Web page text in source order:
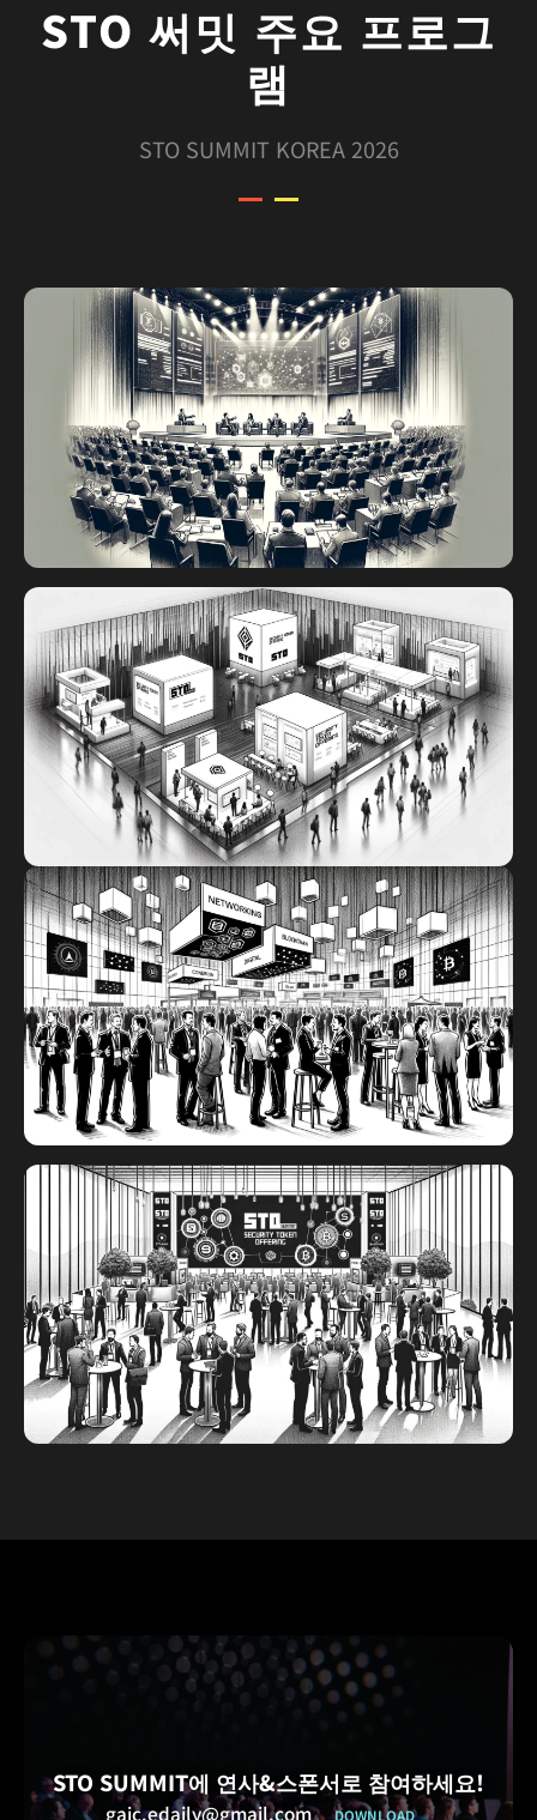
STO 써밋 주요 프로그
램
STO SUMMIT KOREA 2026
STO 컨퍼런스
세계 각국의 STO 리더들이 연설을 하고 패널 토론
에 참여할 예정입니다.
연사나 패널로 참여하거나 참석자로서 유익한 강
연을 들으실 수 있습니다.
STO 전시회
글로벌 참가업체들이 선보이는 최신 STO 프로젝
트와 혁신 기술과
토큰화된 증권의 미래를 만들어가는 최첨단 플랫
폼과 기술을 만나보세요.
STO 네트워킹 이벤트
네트워킹 행사의 일정과 장소는 추후 공지될 예정
입니다.(*VIP Pass 소지자에 한함)
STO SUMMIT에 연사&스폰서로 참여하세요!
gaic.edaily@gmail.com DOWNLOAD